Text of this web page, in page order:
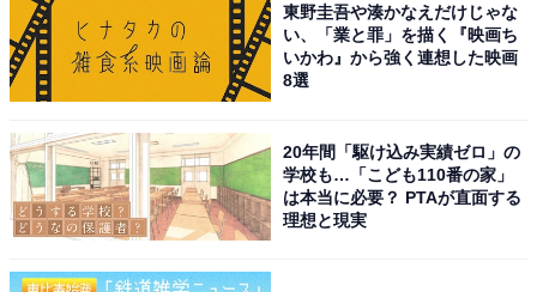
男性／埼玉県)
「一番まともに勉強している学生が多いイメージが
ある」(30代女性／大阪府)
「日本大学はスポーツや文化活動でも有名で、幅広
東野圭吾や湊かなえだけじゃな
い、「業と罪」を描く『映画ち
いかわ』から強く連想した映画
8選
20年間「駆け込み実績ゼロ」の
学校も…「こども110番の家」
は本当に必要？ PTAが直面する
理想と現実